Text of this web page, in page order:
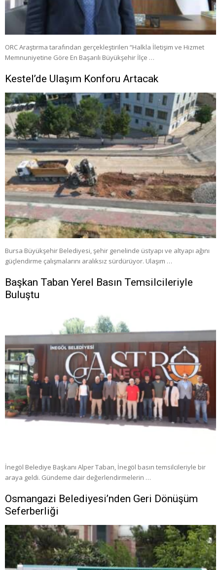
ORC Araştırma tarafından gerçekleştirilen “Halkla İletişim ve Hizmet
Memnuniyetine Göre En Başarılı Büyükşehir İlçe …
Kestel’de Ulaşım Konforu Artacak
Bursa Büyükşehir Belediyesi, şehir genelinde üstyapı ve altyapı ağını
güçlendirme çalışmalarını aralıksız sürdürüyor. Ulaşım …
Başkan Taban Yerel Basın Temsilcileriyle
Buluştu
İnegöl Belediye Başkanı Alper Taban, İnegöl basın temsilcileriyle bir
araya geldi. Gündeme dair değerlendirmelerin …
Osmangazi Belediyesi’nden Geri Dönüşüm
Seferberliği